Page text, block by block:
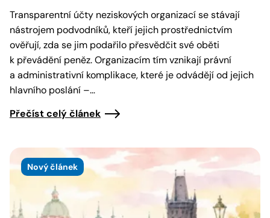
Transparentní účty neziskových organizací se stávají
nástrojem podvodníků, kteří jejich prostřednictvím
ověřují, zda se jim podařilo přesvědčit své oběti
k převádění peněz. Organizacím tím vznikají právní
a administrativní komplikace, které je odvádějí od jejich
hlavního poslání –…
Přečíst celý článek
Nový článek